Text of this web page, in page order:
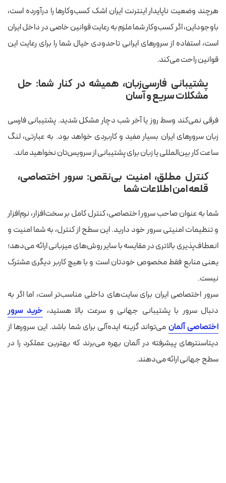
هرچند وضعیت ناپایدار اینترنت ایران اشک کسب‌وکارها را درآورده است،
باوجوداین، اگر کسب‌وکار شما ملزم به رعایت قوانین خاصی در داخل ایران
است، استفاده از سرورهای ایرانی تاحدودی خیال شما را برای رعایت این
قوانین راحت می‌کند.
پشتیبانی فارسی‌زبان، همیشه در کنار شما: حل
مشکلات سریع و آسان
فرقی نمی‌کند وسط روز یا آخر شب دچار مشکل شدید. پشتیبانی فارسی
زبان سرورهای ایران بسیار مفید و کاربردی خواهد بود. به عبارتی، لنگ
ساعت کار بین‌المللی یا زبان برای پشتیبانی از سرویس‌تان نخواهید ماند.
کنترل مطلق، امنیت بی‌نقص: سرور اختصاصی،
قلعه امن اطلاعات شما
شما به عنوان صاحب سرور اختصاصی، کنترل کامل بر سخت‌افزار، نرم‌افزار
و تنظیمات امنیتی سرور خود دارید. این سطح از کنترل، به شما امنیت و
انعطاف‌پذیری بالاتری در مقایسه با سایر روش‌های میزبانی ارائه می‌دهد؛
یعنی منابع فقط مخصوص خودتان است و با هیچ کاربر دیگری مشترک
نیست.
سرور اختصاصی ایران برای سایت‌های داخلی مناسب‌تر است، اما اگر به
دنبال سرور با پشتیبانی جهانی و سرعت بالا هستید، خرید سرور
اختصاصی آلمان می‌تواند گزینه ایده‌آلی برای شما باشد. این سرورها از
دیتاسنترهای پیشرفته در آلمان بهره می‌برند که بهترین عملکرد را در
سطح جهانی ارائه می‌دهند.